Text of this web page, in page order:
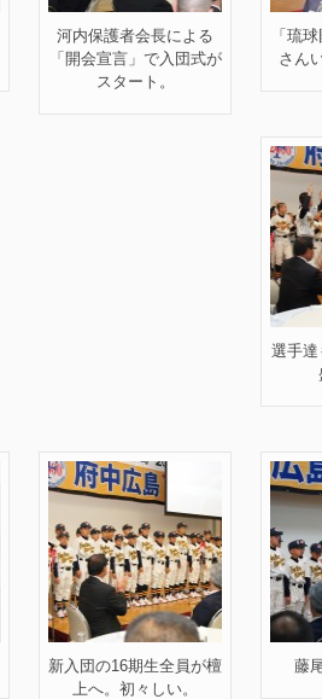
河内保護者会長による
「開会宣言」で入団式が
スタート。
「琉
さん
選手達
新入団の16期生全員が檀
上へ。初々しい。
藤